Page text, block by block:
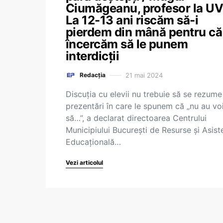
Ciumăgeanu, profesor la
La 12-13 ani riscăm să-i
pierdem din mână pentru că
încercăm să le punem
interdicții
Redacția 21 mai 2024
Discuția cu elevii nu trebuie să se
prezentări în care le spunem că „nu au
să…”, a declarat directoarea Centrului
Municipiului București de Resurse și
Educațională…
Vezi articolul